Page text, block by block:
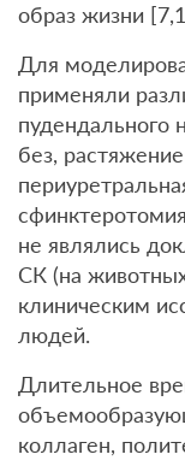
образ жизни
Для
применяли
пудендального
без,
не являлись
СК (на
клиническим
людей.
Длительное
коллаген,